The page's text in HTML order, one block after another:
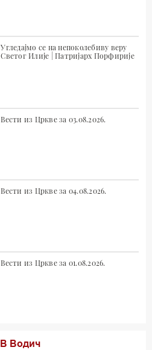
Угледајмо се на непоколебиву веру
Светог Илије | Патријарх Порфирије
Вести из Цркве за 03.08.2026.
Вести из Цркве за 04.08.2026.
Вести из Цркве за 01.08.2026.
Водич